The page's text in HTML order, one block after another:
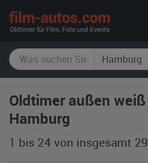
Oldtimer außen
Hamburg
1 bis 24 von insgesamt 29